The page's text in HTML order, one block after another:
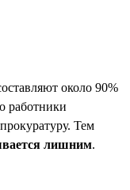
около 90%
работники
Тем
лишним.